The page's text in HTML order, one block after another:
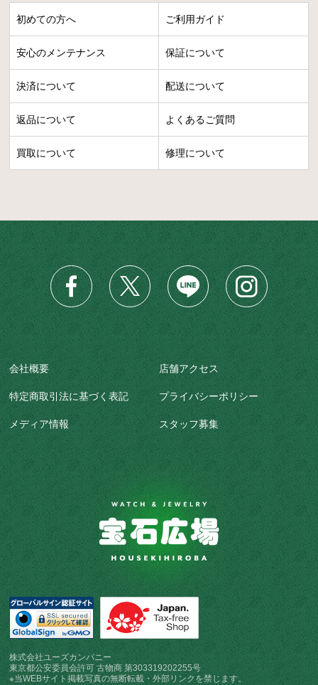
初めての方へ ご利用ガイド
安心のメンテナンス 保証について
決済について 配送について
返品について よくあるご質問
買取について 修理について
会社概要 店舗アクセス
特定商取引法に基づく表記 プライバシーポリシー
メディア情報 スタッフ募集
株式会社ユーズカンパニー
東京都公安委員会許可 古物商 第303319202255号
※当WEBサイト掲載写真の無断転載・外部リンクを禁じます。